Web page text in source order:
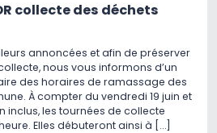
collecte des déchets
annoncées et afin de préserver
nous vous informons d’un
des horaires de ramassage des
À compter du vendredi 19 juin et
inclus, les tournées de collecte
Elles débuteront ainsi à […]